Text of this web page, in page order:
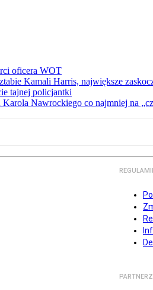
oficera WOT
Kamali Harris, największe
tajnej policjantki
Karola Nawrockiego co najmniej na